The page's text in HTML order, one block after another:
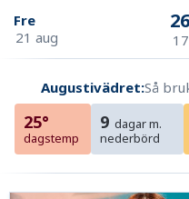
Fre
21 aug
Augustivädret:Så
25°
dagstemp
9 dagar m.
nederbörd